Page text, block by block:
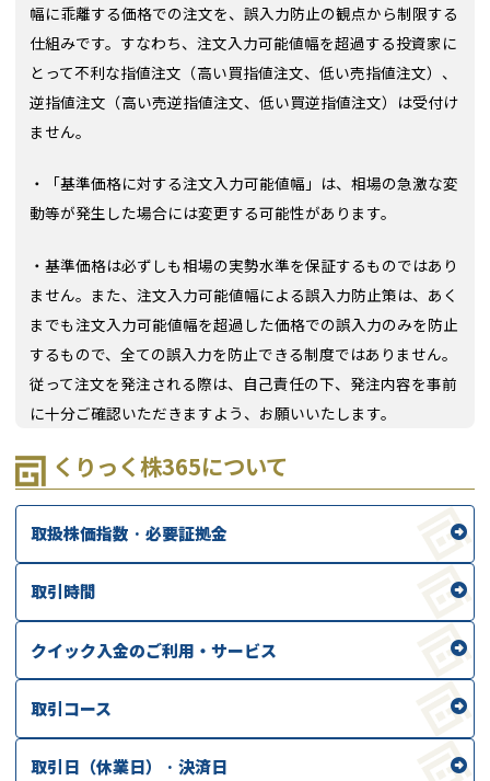
幅に乖離する価格での注文を、誤入力防止の観点から制限する
仕組みです。すなわち、注文入力可能値幅を超過する投資家に
とって不利な指値注文（高い買指値注文、低い売指値注文）、
逆指値注文（高い売逆指値注文、低い買逆指値注文）は受付け
ません。
・「基準価格に対する注文入力可能値幅」は、相場の急激な変
動等が発生した場合には変更する可能性があります。
・基準価格は必ずしも相場の実勢水準を保証するものではあり
ません。また、注文入力可能値幅による誤入力防止策は、あく
までも注文入力可能値幅を超過した価格での誤入力のみを防止
するもので、全ての誤入力を防止できる制度ではありません。
従って注文を発注される際は、自己責任の下、発注内容を事前
に十分ご確認いただきますよう、お願いいたします。
くりっく株365について
取扱株価指数 · 必要証拠金
取引時間
クイック入金のご利用・サービス
取引コース
取引日（休業日） · 決済日